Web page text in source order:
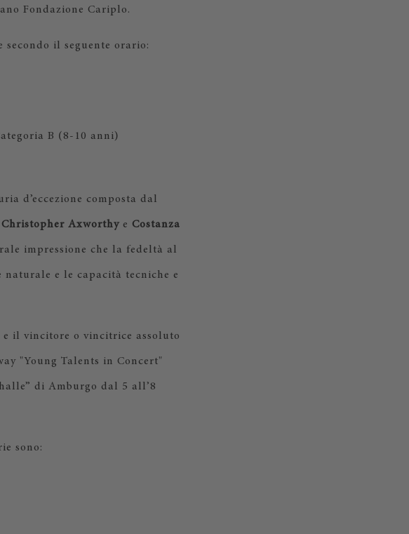
Fondazione Cariplo.
il seguente orario:
B (8-10 anni)
d’eccezione composta dal
Axworthye Costanza
impressione che la fedeltà al
e le capacità tecniche e
e il vincitore o vincitrice assoluto
"Young Talents in Concert"
di Amburgo dal 5 all’8
sono: